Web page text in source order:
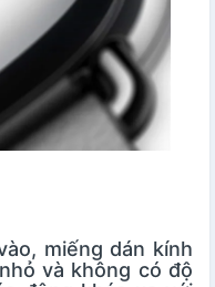
miếng dán kính
và không có độ